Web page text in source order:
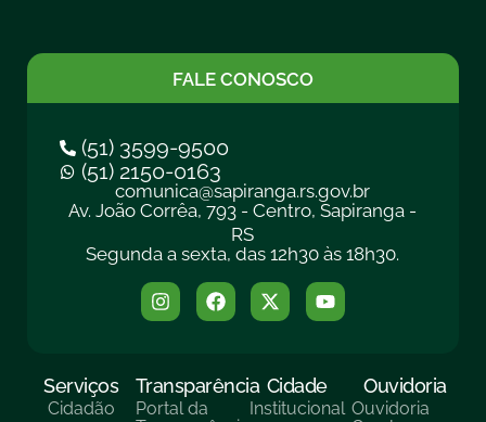
FALE CONOSCO
(51) 3599-9500
(51) 2150-0163
comunica@sapiranga.rs.gov.br
Av. João Corrêa, 793 - Centro, Sapiranga -
RS
Segunda a sexta, das 12h30 às 18h30.
Serviços
Cidadão
Transparência
Portal da
Cidade
Institucional
Ouvidoria
Ouvidoria